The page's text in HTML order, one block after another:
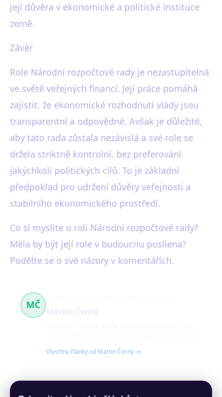
její důvěra v ekonomické a politické instituce
země.
Závěr
Role Národní rozpočtové rady je nezastupitelná
ve světě veřejných financí. Její práce pomáhá
zajistit, že ekonomické rozhodnutí vlády jsou
transparentní a odpovědné. Avšak je důležité,
aby tato rada zůstala nezávislá a své role se
držela striktně kontrolní, bez preferování
jakýchkoli politických cílů. To je základní
předpoklad pro udržení důvěry veřejnosti a
stabilního ekonomického prostředí.
Co si myslíte o roli Národní rozpočtové rady?
Měla by být její role v budoucnu posílena?
Podělte se o své názory v komentářích.
MČ
Všechny články od Martin Černý →